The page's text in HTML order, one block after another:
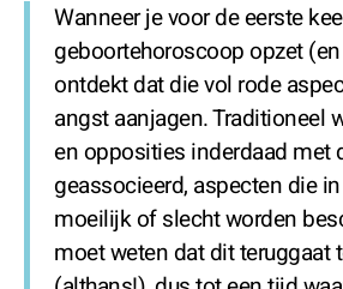
Wanneer je voor de eerste
geboortehoroscoop opzet
ontdekt dat die vol rode
angst aanjagen. Traditioneel
en opposities inderdaad met
geassocieerd, aspecten die
moeilijk of slecht worden
moet weten dat dit teruggaat